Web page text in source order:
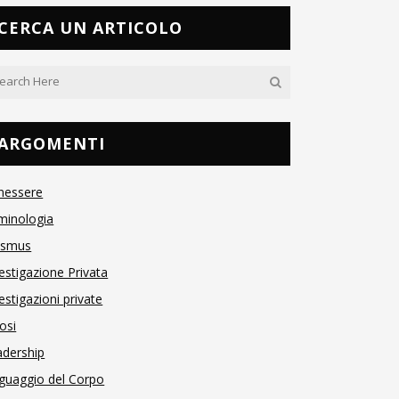
UN ARTICOLO
Privata
private
del Corpo